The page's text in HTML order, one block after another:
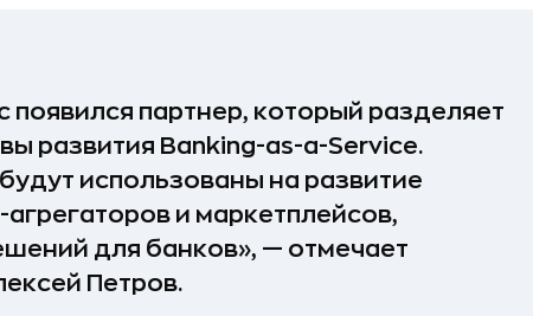
появился партнер, который разделяет
развития Banking-as-a-Service.
использованы на развитие
и маркетплейсов,
для банков», — отмечает
Петров.